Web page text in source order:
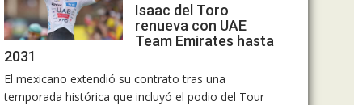
Isaac del Toro
renueva con UAE
Team Emirates hasta
2031
El mexicano extendió su contrato tras una
temporada histórica que incluyó el podio del Tour